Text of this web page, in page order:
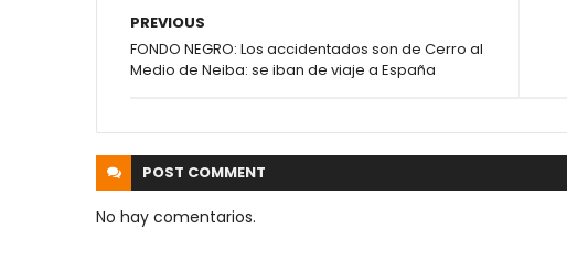
PREVIOUS
FONDO NEGRO: Los accidentados son de Cerro al
Medio de Neiba: se iban de viaje a España
POST COMMENT
No hay comentarios.